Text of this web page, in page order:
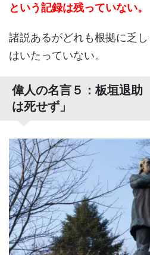
という記録は残っていない。
諸説あるがどれも根拠に乏
はいたっていない。
偉人の名言５：板垣退助
は死せず」